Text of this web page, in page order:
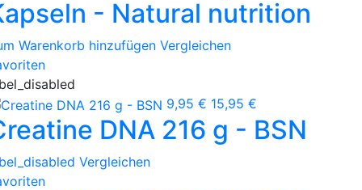
- Natural nutrition
Warenkorb hinzufügen Vergleichen
9,95 € 15,95 €
DNA 216 g - BSN
Vergleichen